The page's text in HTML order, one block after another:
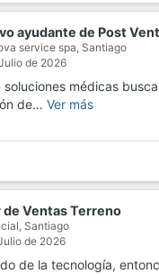
ayudante de Post
service spa, Santiago
de 2026
soluciones médicas
de… Ver más
Ventas Terreno
Santiago
de 2026
de la tecnología,